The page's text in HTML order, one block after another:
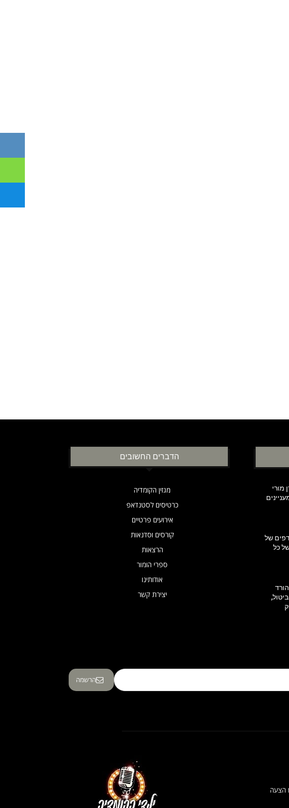
הדברים החשובים
מגזין הקומדיה
כרטיסים לסטנדאפ
אירועים פרטיים
קורסים וסדנאות
הרצאות
ספרי הומור
אודותינו
יצירת קשר
מורי
של
כל
הרשמה
הצעה